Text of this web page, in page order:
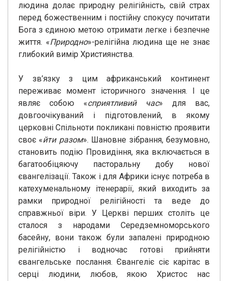
людина долає природну релігійність, свій страх
перед божественним і постійну спокусу почитати
Бога з єдиною метою отримати легке і безпечне
життя. «Природно»-релігійна людина ще не знає
глибокий вимір Християнства.
У зв’язку з цим африканський континент
переживає момент історичного значення. І це
являє собою «сприятливий час» для вас,
довгоочікуваний і підготовлений, в якому
церковні Спільноти покликані повністю проявити
своє «йти разом». Шановне зібрання, безумовно,
становить подію Провидіння, яка включається в
багатообіцяючу пасторальну добу нової
євангелізації. Також і для Африки існує потреба в
катехуменальному ітенерарії, який виходить за
рамки природної релігійності та веде до
справжньої віри. У Церкві перших століть це
сталося з народами Середземноморського
басейну, вони також були запалені природною
релігійністю і водночас готові прийняти
євангельське послання. Євангеліє сіє карітас в
серці людини, любов, якою Христос нас